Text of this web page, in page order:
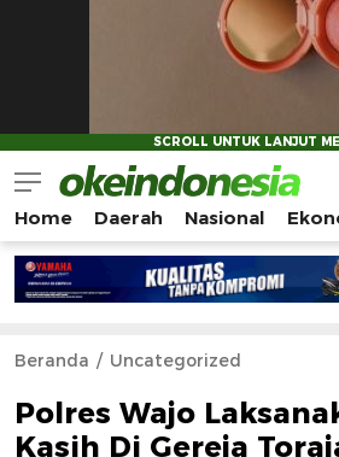
Okeindonesia.Online
Mengonlinekan Indonesia
Home Daerah Nasional
Beranda Uncategorized
Polres Wajo
Kasih Di Gereja